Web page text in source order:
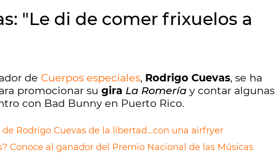
"Le di de comer frixuelos a
de Cuerpos especiales, Rodrigo Cuevas, se ha
promocionar su gira La Romería y contar algunas
con Bad Bunny en Puerto Rico.
Rodrigo Cuevas de la libertad...con una airfryer
Conoce al ganador del Premio Nacional de las Músicas